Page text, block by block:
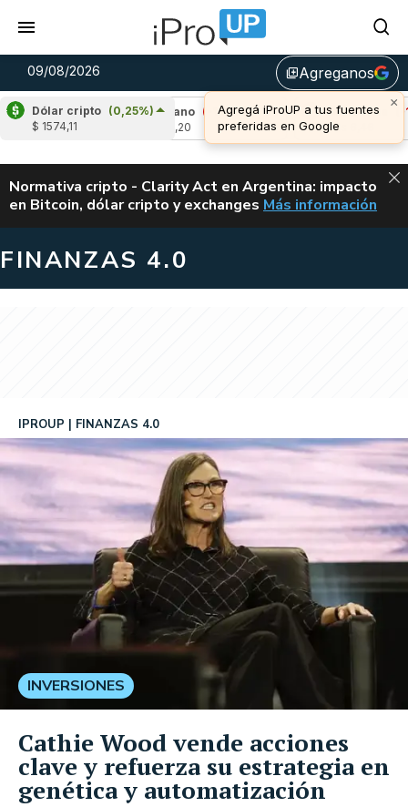
09/08/2026 library_addAgreganos
×
Agregá iProUP a tus fuentes
preferidas en Google
Dólar cripto (0,25%)
$ 1574,11
Cardano
(-1,54%)
Avalanche (-
u$s 6,46
ALERTA
Normativa cripto - Clarity Act en Argentina: impacto
en Bitcoin, dólar cripto y exchanges CLARITY ACT EN
Más información
FINANZAS 4.0
IPROUP FINANZAS 4.0
INVERSIONES
Cathie Wood vende acciones
clave y refuerza su estrategia en
genética y automatización